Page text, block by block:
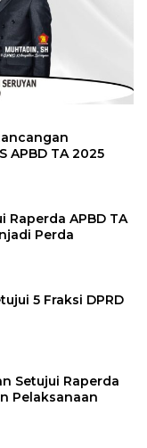
APBD TA 2025
Raperda APBD TA
Perda
5 Fraksi DPRD
Setujui Raperda
Pelaksanaan